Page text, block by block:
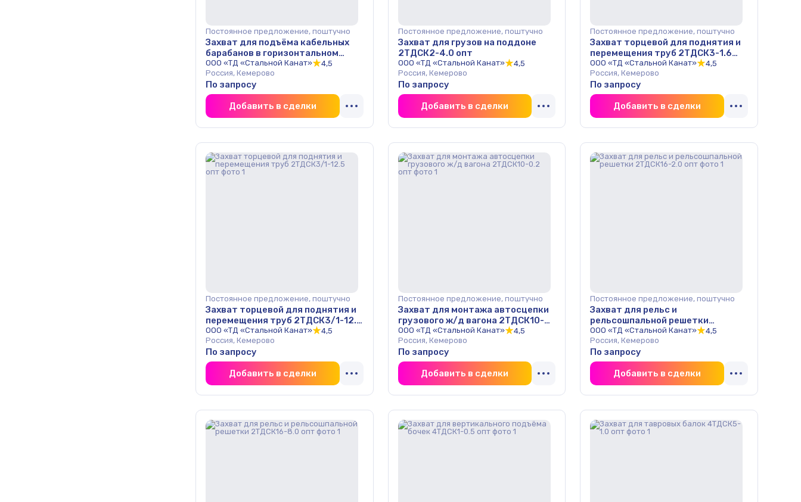
Постоянное предложение, поштучно
Захват для подъёма кабельных
барабанов в горизонтальном
положении 2ТДСК1-5.0/2 опт
ООО «ТД «Стальной Канат»
4,5
Россия, Кемерово
По запросу
Добавить в сделки
Постоянное предложение, поштучно
Захват для грузов на поддоне
2ТДСК2-4.0 опт
ООО «ТД «Стальной Канат»
4,5
Россия, Кемерово
По запросу
Добавить в сделки
Постоянное предложение, поштучно
Захват торцевой для поднятия и
перемещения труб 2ТДСК3-1.6
опт
ООО «ТД «Стальной Канат»
4,5
Россия, Кемерово
По запросу
Добавить в сделки
Постоянное предложение, поштучно
Захват торцевой для поднятия и
перемещения труб 2ТДСК3/1-12.5
опт
ООО «ТД «Стальной Канат»
4,5
Россия, Кемерово
По запросу
Добавить в сделки
Постоянное предложение, поштучно
Захват для монтажа автосцепки
грузового ж/д вагона 2ТДСК10-
0.2 опт
ООО «ТД «Стальной Канат»
4,5
Россия, Кемерово
По запросу
Добавить в сделки
Постоянное предложение, поштучно
Захват для рельс и
рельсошпальной решетки
2ТДСК16-2.0 опт
ООО «ТД «Стальной Канат»
4,5
Россия, Кемерово
По запросу
Добавить в сделки